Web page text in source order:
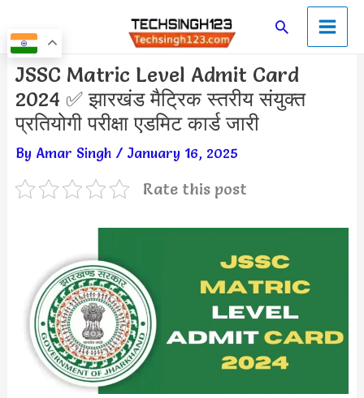
to
content
SearchMain
Menu
JSSC Matric Level Admit Card
2024 ✅ झारखंड मैट्रिक स्तरीय संयुक्त
प्रतियोगी परीक्षा एडमिट कार्ड जारी
By Amar Singh / January 16, 2025
Rate this post
Post
navigation